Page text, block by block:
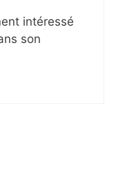
intéressé
son